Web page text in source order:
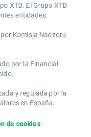
XTB. El Grupo XTB
entidades:
Komisja Nadzoru
por la ​Financial
y regulada por la
en España.
de cookies